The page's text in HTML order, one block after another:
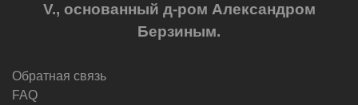
V., основанный д-ром Александром
Берзиным.
Обратная связь
FAQ